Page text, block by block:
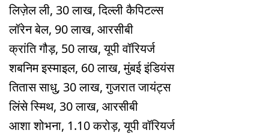
लिज़ेल ली, 30 लाख, दिल्ली कैपिटल्स
लॉरेन बेल, 90 लाख, आरसीबी
क्रांति गौड़, 50 लाख, यूपी वॉरियर्ज
शबनिम इस्माइल, 60 लाख, मुंबई इंडियंस
तितास साधु, 30 लाख, गुजरात जायंट्स
लिंसे स्मिथ, 30 लाख, आरसीबी
आशा शोभना, 1.10 करोड़, यूपी वॉरियर्ज